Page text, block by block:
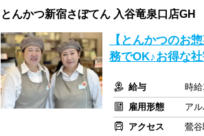
とんかつ新宿さぼてん 入谷竜泉口店GH
【とんかつのお
務でOK♪お得な
給与
時給
雇用形態
ア
アクセス
鶯谷